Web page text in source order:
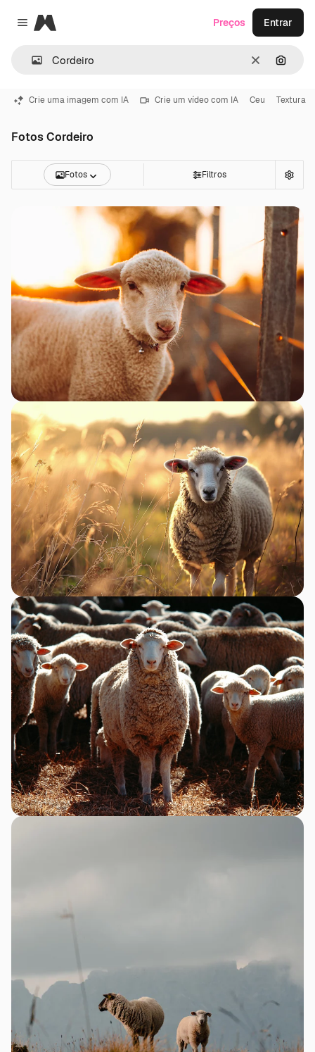
Close menu
Magnific
Limpar
Preços Entrar
Crie uma imagem com IA Crie um vídeo com IA Ceu Textura
Fotos Cordeiro
Fotos Filtros